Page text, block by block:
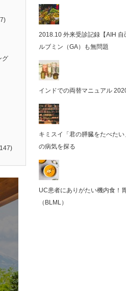
グ
2018.10 外来受診記録【AIH
ルブミン（GA）も無問題
インドでの両替マニュアル
キミスイ「君の膵臓をたべた
の病気を探る
UC患者にありがたい機内食！
（BLML）